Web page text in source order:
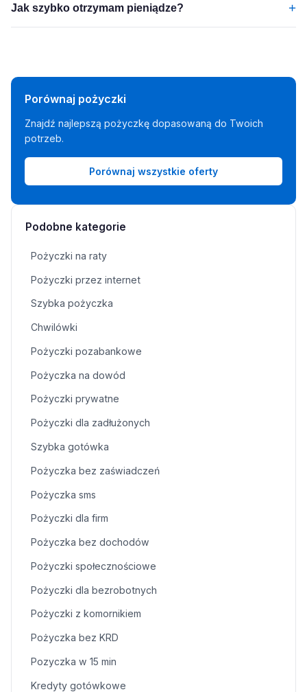
Jak szybko otrzymam pieniądze? +
Porównaj pożyczki
Znajdź najlepszą pożyczkę dopasowaną do Twoich
potrzeb.
Porównaj wszystkie oferty
Podobne kategorie
Pożyczki na raty
Pożyczki przez internet
Szybka pożyczka
Chwilówki
Pożyczki pozabankowe
Pożyczka na dowód
Pożyczki prywatne
Pożyczki dla zadłużonych
Szybka gotówka
Pożyczka bez zaświadczeń
Pożyczka sms
Pożyczki dla firm
Pożyczka bez dochodów
Pożyczki społecznościowe
Pożyczki dla bezrobotnych
Pożyczki z komornikiem
Pożyczka bez KRD
Pozyczka w 15 min
Kredyty gotówkowe